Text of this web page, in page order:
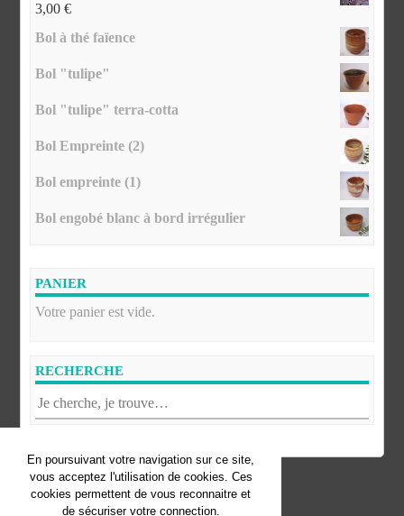
En poursuivant votre navigation sur ce site,
vous acceptez l'utilisation de cookies. Ces
cookies permettent de vous reconnaitre et
de sécuriser votre connection.
3,00€
Bol à thé faïence
Bol "tulipe"
Bol "tulipe" terra-cotta
Bol Empreinte (2)
Bol empreinte (1)
Bol engobé blanc à bord irrégulier
PANIER
Votre panier est vide.
RECHERCHE
© Florence Fofana. Tous droits réservés.